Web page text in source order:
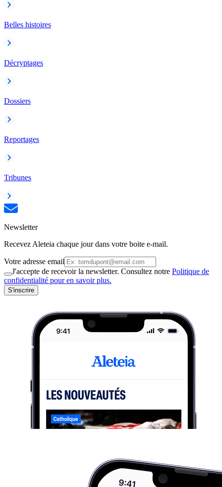
Belles histoires
Décryptages
Dossiers
Reportages
Tribunes
Newsletter
Recevez Aleteia chaque jour dans votre boite e-mail.
Votre adresse email
J'accepte de recevoir la newsletter. Consultez notre Politique de
confidentialité pour en savoir plus.
S'inscrire